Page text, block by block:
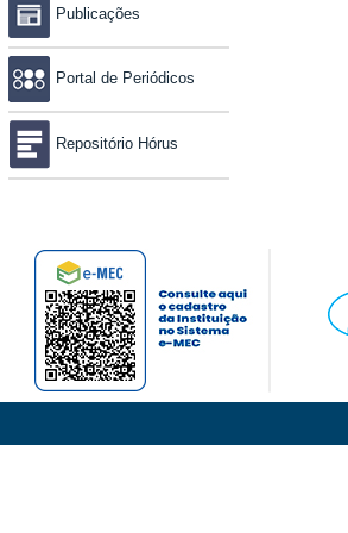
Publicações
Portal de Periódicos
Repositório Hórus